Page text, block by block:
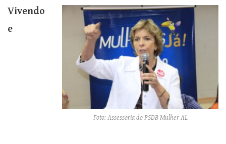
Foto: Assessoria do PSDB Mulher AL
Vivendo
e